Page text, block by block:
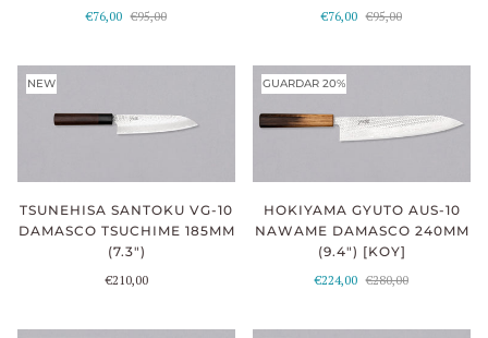
€76,00 €95,00
€76,00 €95,00
NEW
TSUNEHISA SANTOKU VG-10
DAMASCO TSUCHIME 185MM
(7.3")
€210,00
GUARDAR 20%
HOKIYAMA GYUTO AUS-10
NAWAME DAMASCO 240MM
(9.4") [KOY]
€224,00 €280,00